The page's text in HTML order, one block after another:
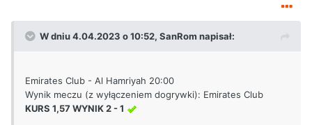
W dniu 4.04.2023 o 10:52, SanRom napisał:
Emirates Club - Al Hamriyah 20:00
Wynik meczu (z wyłączeniem dogrywki): Emirates Club
KURS 1,57 WYNIK 2 - 1